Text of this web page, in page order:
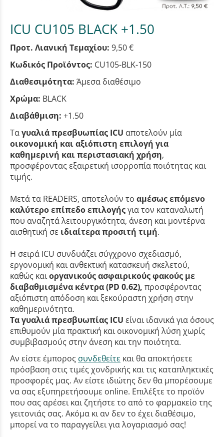
ICU CU105 BLACK +1.50
Προτ. Λιανική Τεμαχίου: 9,50 €
Κωδικός Προϊόντος: CU105-BLK-150
Διαθεσιμότητα: Άμεσα διαθέσιμο
Χρώμα: BLACK
Διαβάθμιση: +1.50
Ταγυαλιά πρεσβυωπίας ICU αποτελούν μία
οικονομική και αξιόπιστη επιλογή για
καθημερινή και περιστασιακή χρήση,
προσφέροντας εξαιρετική ισορροπία ποιότητας και
τιμής.
Μετά τα READERS, αποτελούν το αμέσως επόμενο
καλύτερο επίπεδο επιλογήςγια τον καταναλωτή
που αναζητά λειτουργικότητα, άνεση και μοντέρνα
αισθητική σε ιδιαίτερα προσιτή τιμή.
Η σειρά ICU συνδυάζει σύγχρονο σχεδιασμό,
εργονομική και ανθεκτική κατασκευή σκελετού,
καθώς καιοργανικούς ασφαιρικούς φακούς με
διαβαθμισμένα κέντρα (PD 0.62), προσφέροντας
αξιόπιστη απόδοση και ξεκούραστη χρήση στην
καθημερινότητα.
Τα γυαλιά πρεσβυωπίας ICU είναι ιδανικά για όσους
επιθυμούν μία πρακτική και οικονομική λύση χωρίς
συμβιβασμούς στην άνεση και την ποιότητα.
Αν είστε έμπορος συνδεθείτε και θα αποκτήσετε
πρόσβαση στις τιμές χονδρικής και τις καταπληκτικές
προσφορές μας. Αν είστε ιδιώτης δεν θα μπορέσουμε
να σας εξυπηρετήσουμε online. Επιλέξτε το προϊόν
που σας αρέσει και ζητήστε το από το φαρμακείο της
γειτονιάς σας. Ακόμα κι αν δεν το έχει διαθέσιμο,
μπορεί να το παραγγείλει για λογαριασμό σας!